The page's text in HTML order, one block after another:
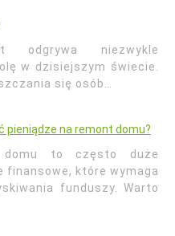
odgrywa niezwykle
w dzisiejszym świecie.
się osób…
pieniądze na remont domu?
domu to często duże
finansowe, które wymaga
funduszy. Warto